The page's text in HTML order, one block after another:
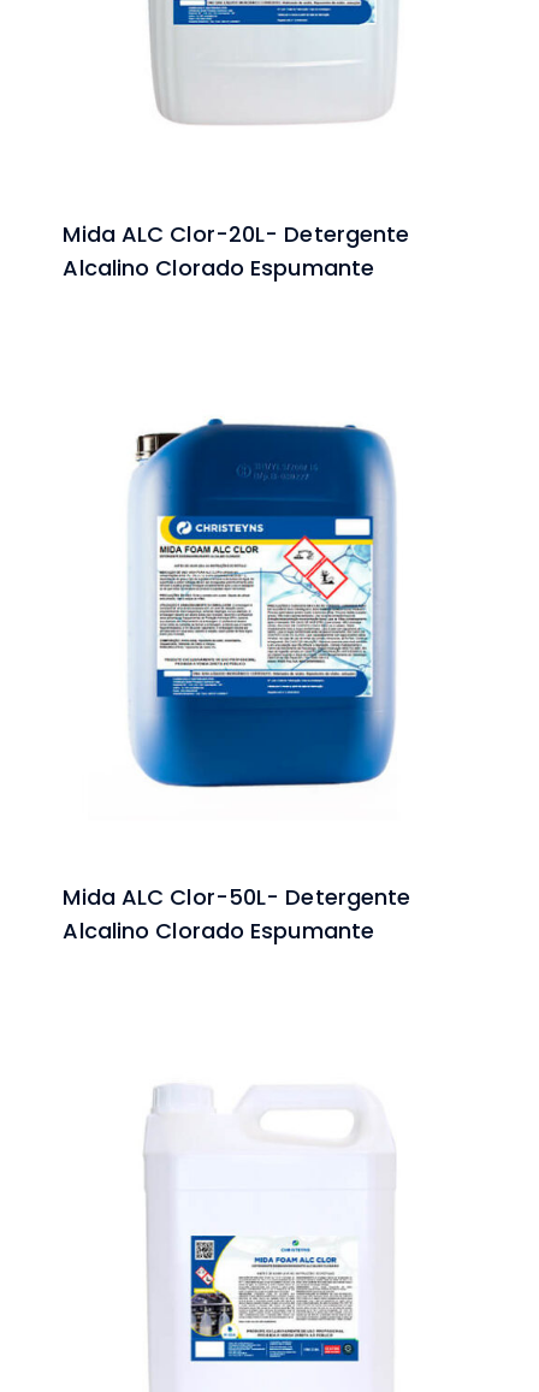
Mida ALC Clor-20L- Detergente
Alcalino Clorado Espumante
Mida ALC Clor-50L- Detergente
Alcalino Clorado Espumante